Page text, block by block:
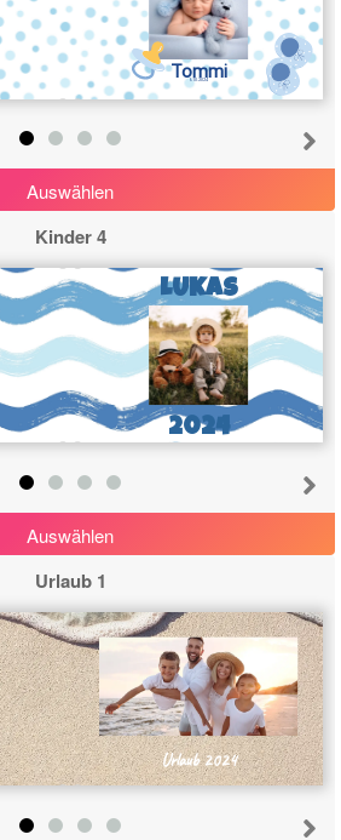
Tommi
6.10.2024
Auswählen
Kinder 4
LUKAS
2024
Auswählen
Urlaub 1
Urlaub 2024